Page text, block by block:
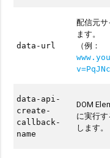
data-url
配信元サ
ます。
（例：
data-api-
create-
callback-
name
DOM
に実行
します。